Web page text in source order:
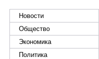
Новости
Общество
Экономика
Политика